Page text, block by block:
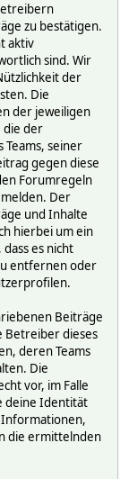
zu bestätigen.
aktiv
sind. Wir
der
Die
der jeweiligen
die der
Teams, seiner
gegen diese
Forumregeln
Der
und Inhalte
hierbei um ein
es nicht
entfernen oder
Beiträge
Betreiber dieses
deren Teams
Die
vor, im Falle
deine Identität
Informationen,
die ermittelnden